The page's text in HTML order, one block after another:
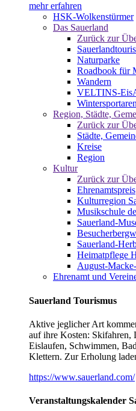
mehr erfahren
HSK-Wolkenstürmer
Das Sauerland
Zurück zur
Naturparke
Roadbook für
Wandern
VELTINS-
Region, Städte,
Zurück zur
Städte,
Kreise
Region
Kultur
Zurück zur
Ehrenamtspreis
Kulturregion
Musikschule
Sauerland-
Sauerland-
Heimatpflege
August-
Ehrenamt und
Sauerland Tourismus
Aktive jeglicher Art
auf ihre Kosten: Skifahren,
Eislaufen, Schwimmen,
Klettern. Zur Erholung
https://www.sauerland.com/
Veranstaltungskalender